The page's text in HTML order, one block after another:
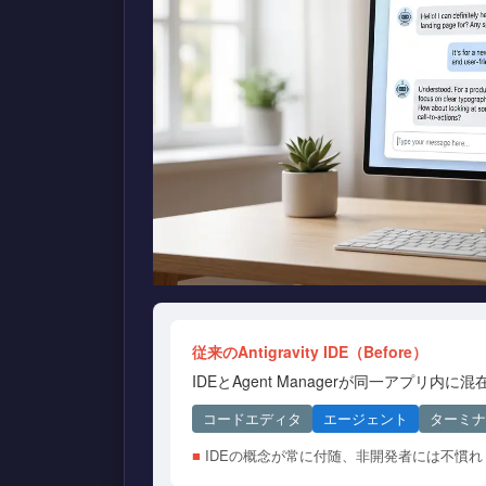
従来のAntigravity IDE（Before）
IDEとAgent Managerが同一アプリ内に混
コードエディタ エージェント
ターミ
■ IDEの概念が常に付随、非開発者には不慣れ